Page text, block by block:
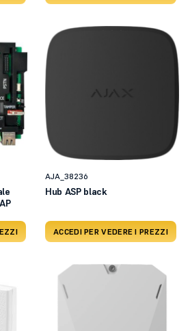
AJA_38236
Hub ASP black
ACCEDI PER VEDERE I PREZZI